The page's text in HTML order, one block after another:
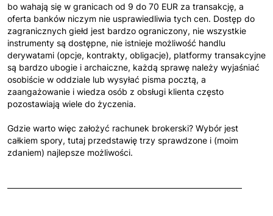
bo wahają się w granicach od 9 do 70 EUR za transakcję, a
oferta banków niczym nie usprawiedliwia tych cen. Dostęp do
zagranicznych giełd jest bardzo ograniczony, nie wszystkie
instrumenty są dostępne, nie istnieje możliwość handlu
derywatami (opcje, kontrakty, obligacje), platformy transakcyjne
są bardzo ubogie i archaiczne, każdą sprawę należy wyjaśniać
osobiście w oddziale lub wysyłać pisma pocztą, a
zaangażowanie i wiedza osób z obsługi klienta często
pozostawiają wiele do życzenia.
Gdzie warto więc założyć rachunek brokerski? Wybór jest
całkiem spory, tutaj przedstawię trzy sprawdzone i (moim
zdaniem) najlepsze możliwości.